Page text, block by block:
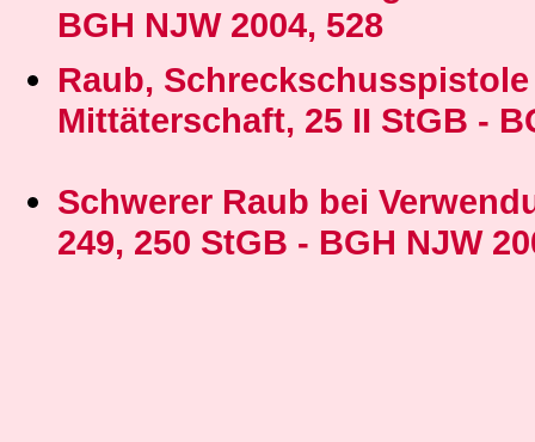
BGH NJW 2004, 528
Raub, Schreckschusspistole
Mittäterschaft, 25 II StGB -
Schwerer Raub bei
249, 250 StGB - BGH NJW